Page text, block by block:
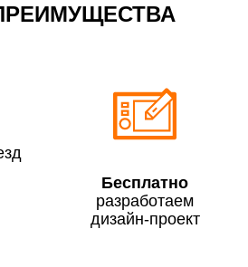
Бесплатно
разработаем
дизайн-проект